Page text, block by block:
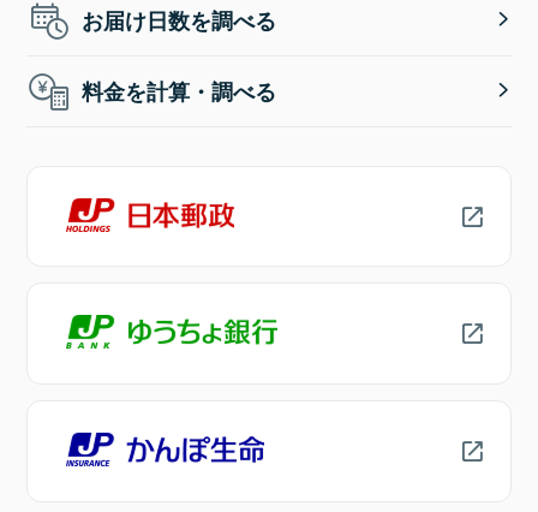
お届け日数を調べる
料金を計算・調べる